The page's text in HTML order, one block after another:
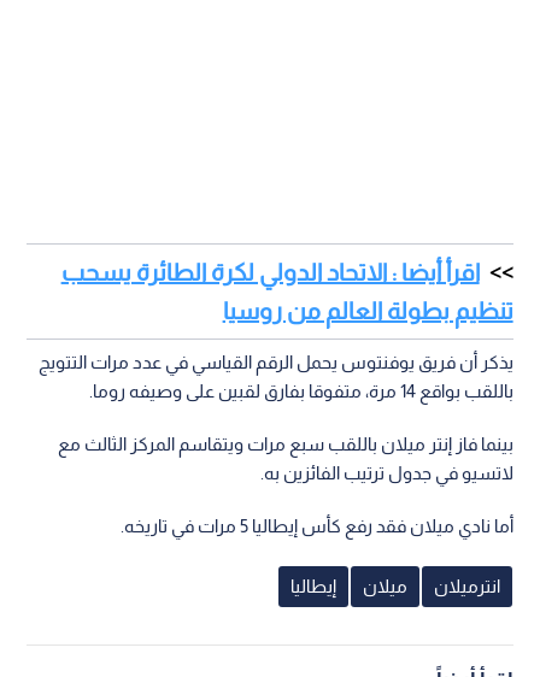
اقرأ أيضا : الاتحاد الدولي لكرة الطائرة يسحب
تنظيم بطولة العالم من روسيا
يذكر أن فريق يوفنتوس يحمل الرقم القياسي في عدد مرات التتويج
باللقب بواقع 14 مرة، متفوقا بفارق لقبين على وصيفه روما.
بينما فاز إنتر ميلان باللقب سبع مرات ويتقاسم المركز الثالث مع
لاتسيو في جدول ترتيب الفائزين به.
أما نادي ميلان فقد رفع كأس إيطاليا 5 مرات في تاريخه.
انترميلان ميلان إيطاليا